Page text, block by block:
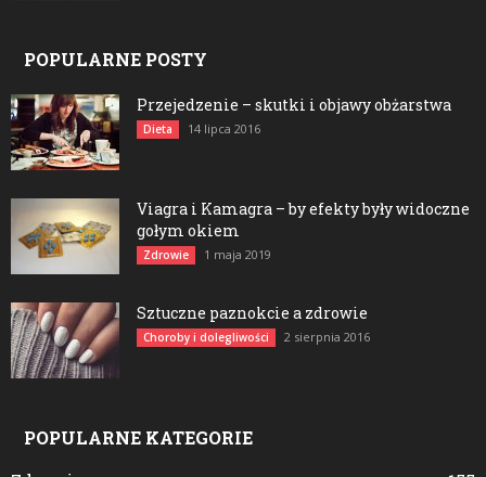
POPULARNE POSTY
Przejedzenie – skutki i objawy obżarstwa
Dieta 14 lipca 2016
Viagra i Kamagra – by efekty były widoczne
gołym okiem
Zdrowie 1 maja 2019
Sztuczne paznokcie a zdrowie
Choroby i dolegliwości 2 sierpnia 2016
POPULARNE KATEGORIE